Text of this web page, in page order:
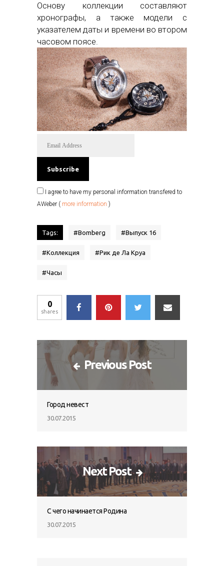
Основу коллекции составляют
хронографы, а также модели с
указателем даты и времени во втором
часовом поясе.
I agree to have my personal information transfered to
AWeber ( more information )
Tags: #Bomberg #Выпуск 16
#Коллекция #Рик де Ла Круа
#Часы
0
shares
Previous Post
Город невест
30.07.2015
Next Post
С чего начинается Родина
30.07.2015